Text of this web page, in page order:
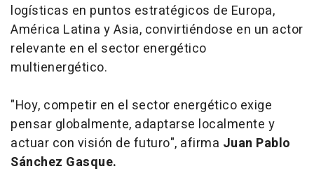
logísticas en puntos estratégicos de Europa,
América Latina y Asia, convirtiéndose en un actor
relevante en el sector energético
multienergético.
"Hoy, competir en el sector energético exige
pensar globalmente, adaptarse localmente y
actuar con visión de futuro", afirma Juan Pablo
Sánchez Gasque.